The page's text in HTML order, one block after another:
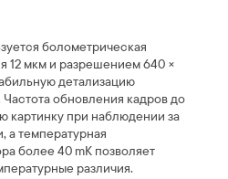
болометрическая
12 мкм и разрешением 640 ×
детализацию
обновления кадров до
картинку при наблюдении за
а температурная
более 40 mK позволяет
различия.